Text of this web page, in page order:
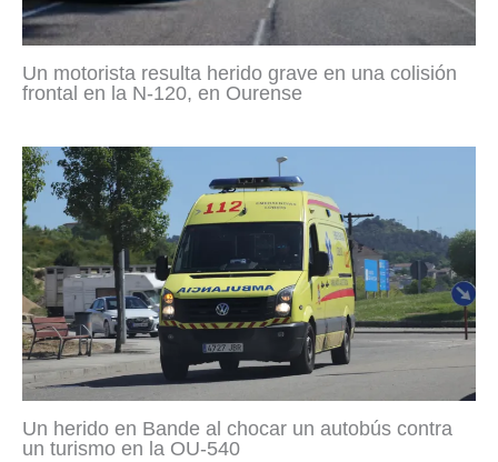
Un motorista resulta herido grave en una colisión
frontal en la N-120, en Ourense
Un herido en Bande al chocar un autobús contra
un turismo en la OU-540